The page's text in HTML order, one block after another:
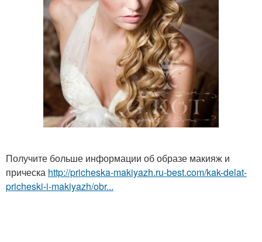
Получите больше информации об образе макияж и
прическа http://pricheska-makiyazh.ru-best.com/kak-delat-
pricheski-i-makiyazh/obr...